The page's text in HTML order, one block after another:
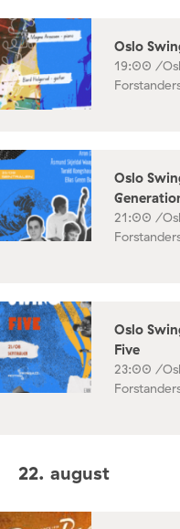
Oslo
19:00 /
Oslo
21:00 /
Oslo
Five
23:00 /
22. august